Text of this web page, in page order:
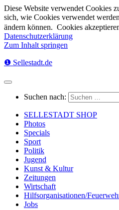
Diese Website verwendet Cookies
sich, wie Cookies verwendet
ändern können. Cookies
Datenschutzerklärung
Zum Inhalt springen
❶ Sellestadt.de
Suchen nach:
SELLESTADT SHOP
Photos
Specials
Sport
Politik
Jugend
Kunst & Kultur
Zeitungen
Wirtschaft
Hilfsorganisationen/
Jobs